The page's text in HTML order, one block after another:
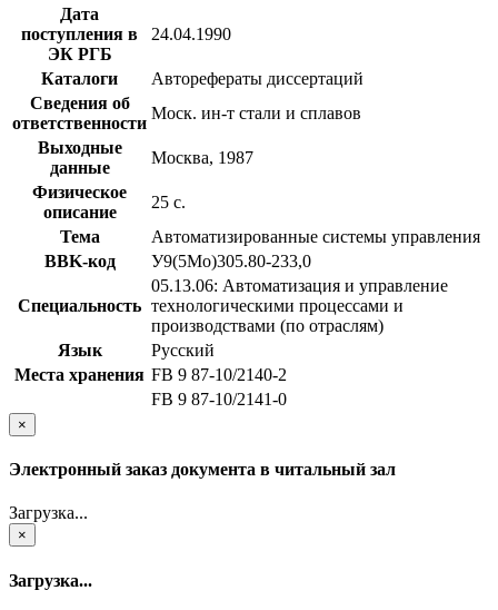
Дата
поступления в
ЭК РГБ
24.04.1990
Каталоги
Авторефераты диссертаций
Сведения об
ответственности
Моск. ин-т стали и сплавов
Выходные
данные
Москва, 1987
Физическое
описание
25 с.
Тема
Автоматизированные системы управления
BBK-код
У9(5Мо)305.80-233,0
Специальность
05.13.06: Автоматизация и управление
технологическими процессами и
производствами (по отраслям)
Язык
Русский
Места хранения FB 9 87-10/2140-2
FB 9 87-10/2141-0
×
Электронный заказ документа в читальный зал
Загрузка...
×
Загрузка...